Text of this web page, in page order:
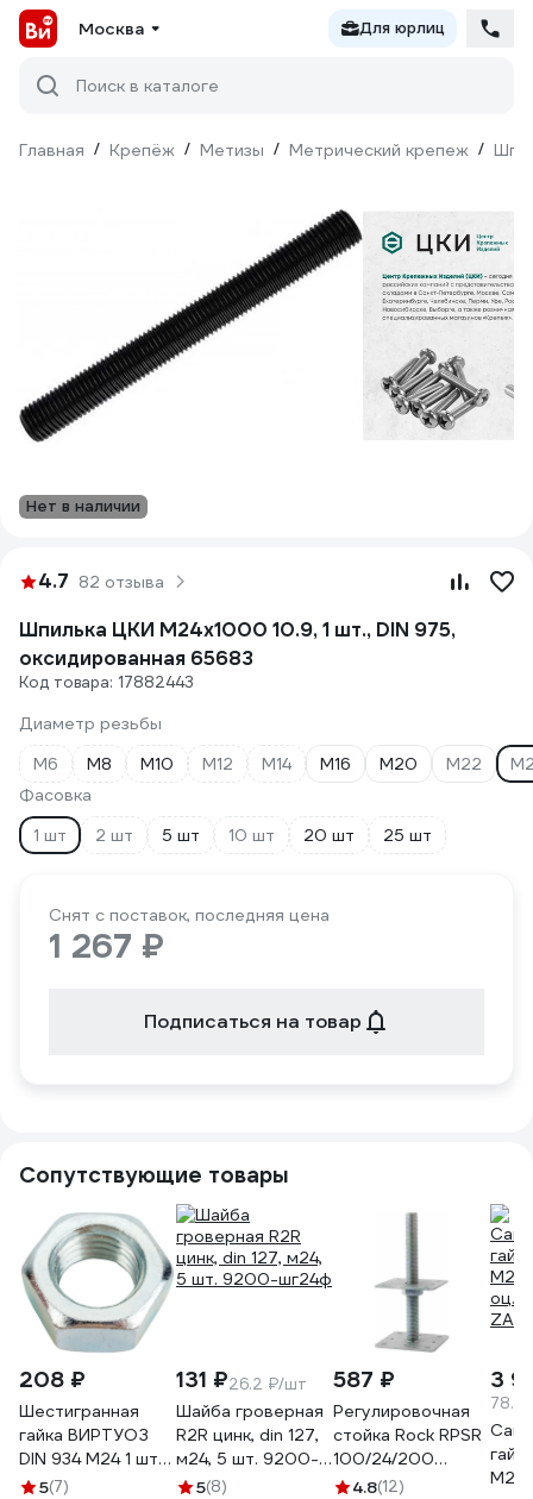
Москва Для юрлиц
Поиск в каталоге
Главная / Крепёж / Метизы / Метрический крепеж /
Нет в наличии
4.7 82 отзыва
Шпилька ЦКИ М24х1000 10.9, 1 шт., DIN 975,
оксидированная 65683
Код товара: 17882443
Диаметр резьбы
М6
М8 М10 М12 М14 М16 М20 М22
Фасовка
1 шт
2 шт 5 шт 10 шт 20 шт 25 шт
Снят с поставок, последняя цена
1 267 ₽
Подписаться на товар
Сопутствующие товары
208 ₽
Шестигранная
гайка ВИРТУОЗ
DIN 934 M24 1 шт
01450
5(7)
131 ₽26.2 ₽/шт
Шайба гроверная
R2R цинк, din 127,
м24, 5 шт. 9200-
шг24ф
5(8)
587 ₽
Регулировочная
стойка Rock RPSR
100/24/200
М24х80х200 мм
4.8(12)
3
М24